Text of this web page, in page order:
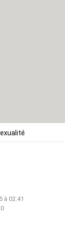
à 02:41